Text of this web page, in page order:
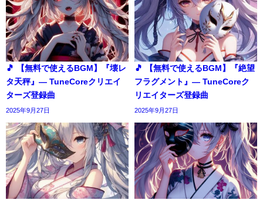
🎵 【無料で使えるBGM】『壊レ
タ天秤』― TuneCoreクリエイ
ターズ登録曲
2025年9月27日
🎵 【無料で使えるBGM】『絶望
フラグメント』― TuneCoreク
リエイターズ登録曲
2025年9月27日